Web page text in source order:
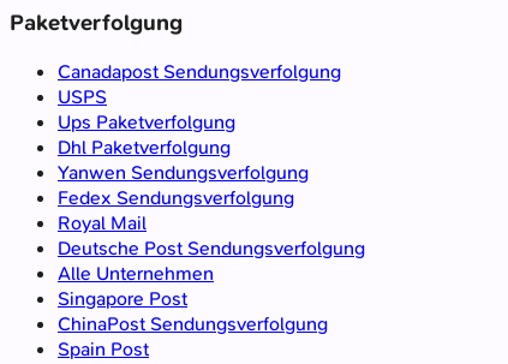
Paketverfolgung
Canadapost Sendungsverfolgung
USPS
Ups Paketverfolgung
Dhl Paketverfolgung
Yanwen Sendungsverfolgung
Fedex Sendungsverfolgung
Royal Mail
Deutsche Post Sendungsverfolgung
Alle Unternehmen
Singapore Post
ChinaPost Sendungsverfolgung
Spain Post